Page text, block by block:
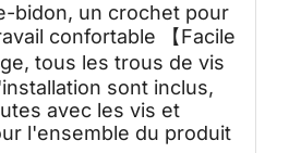
bidon, un crochet pour
confortable 【Facile
tous les trous de vis
sont inclus,
avec les vis et
l'ensemble du produit